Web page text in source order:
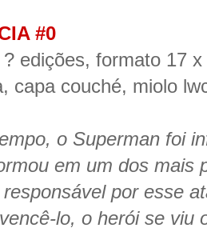
#0
edições, formato 17
capa couché, miolo
o Superman foi
em um dos mais
por esse
lo, o herói se viu